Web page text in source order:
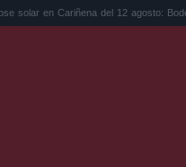
del 12 agosto: Bodegas C...